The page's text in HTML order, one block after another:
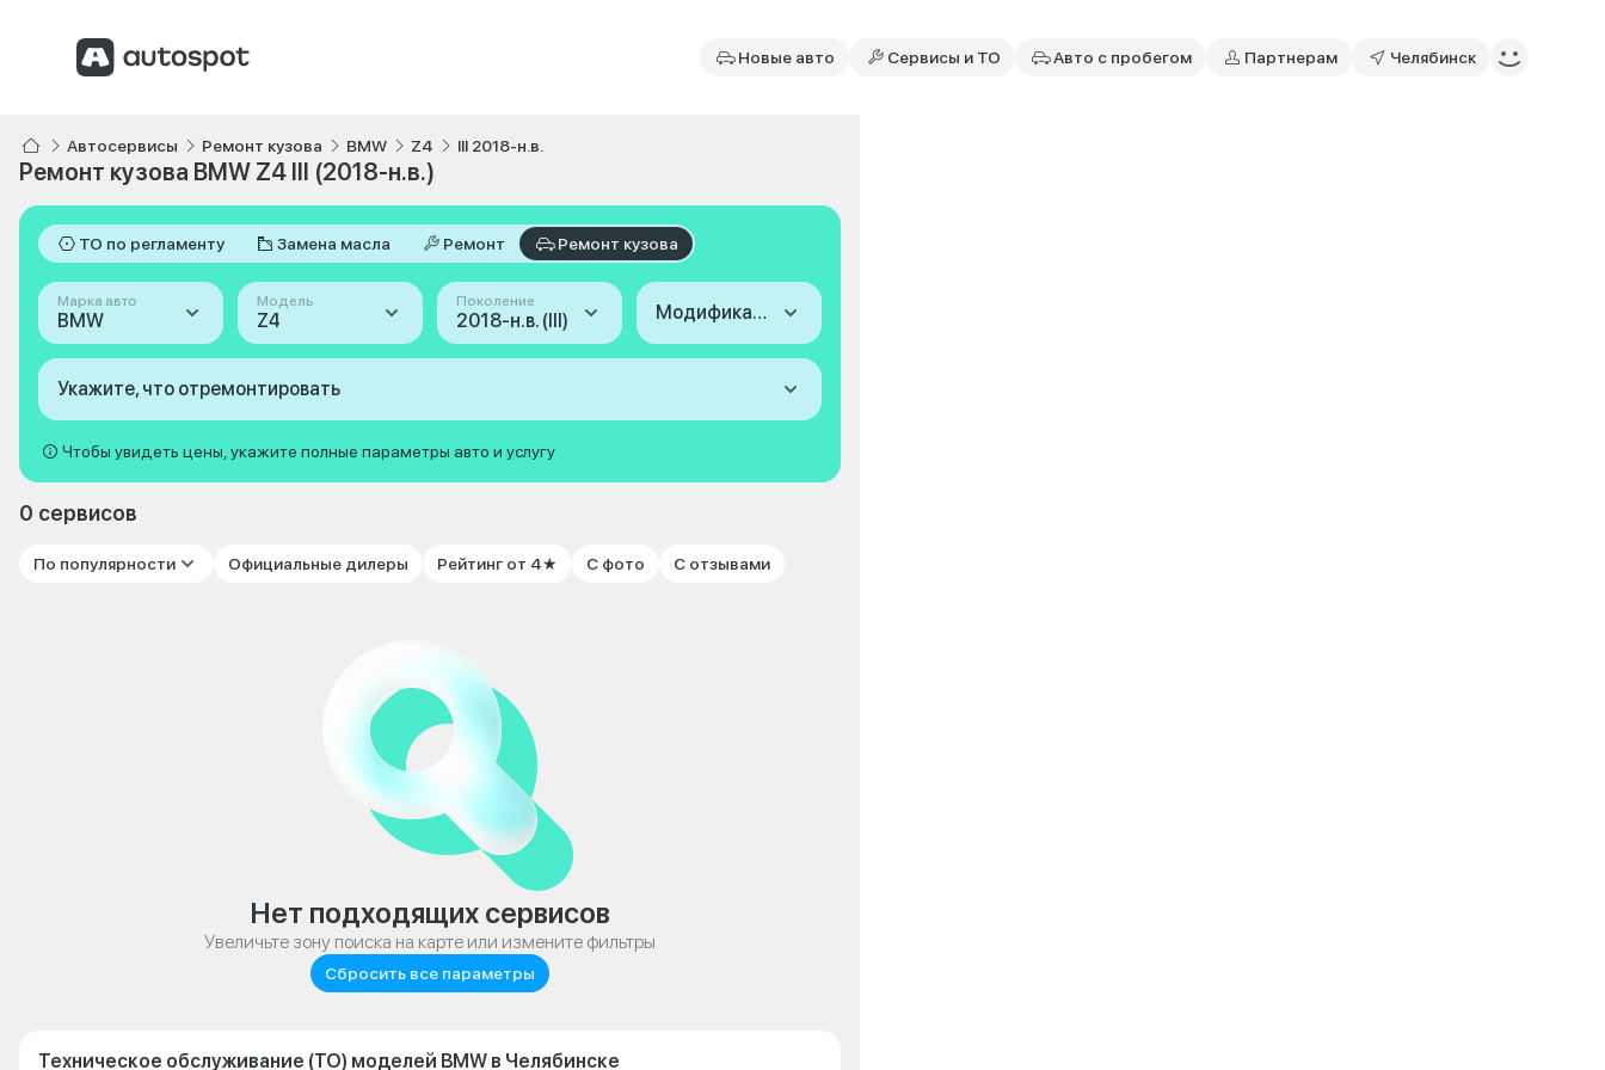
Новые авто Сервисы и ТО Авто с пробегом Партнерам Челябинск
Автосервисы Ремонт кузова BMW Z4 III 2018-н.в.
Ремонт кузова BMW Z4 III (2018-н.в.)
ТО по регламенту Замена масла Ремонт Ремонт кузова
Марка авто
BMW
Модель
Z4
Поколение
2018-н.в. (III) Модификация
Укажите, что отремонтировать
Чтобы увидеть цены, укажите полные параметры авто и услугу
0 сервисов
По популярности Официальные дилеры Рейтинг от 4★ С фото С отзывами
Нет подходящих сервисов
Увеличьте зону поиска на карте или измените фильтры
Сбросить все параметры
Техническое обслуживание (ТО) моделей BMW в Челябинске